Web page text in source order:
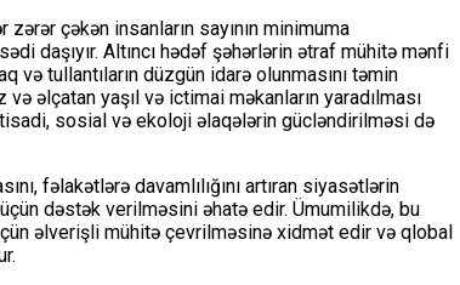
çəkən insanların sayının minimuma
daşıyır. Altıncı hədəf şəhərlərin ətraf mühitə mənfi
tullantıların düzgün idarə olunmasını təmin
əlçatan yaşıl və ictimai məkanların yaradılması
sosial və ekoloji əlaqələrin gücləndirilməsi də
fəlakətlərə davamlılığını artıran siyasətlərin
dəstək verilməsini əhatə edir. Ümumilikdə, bu
əlverişli mühitə çevrilməsinə xidmət edir və qlobal